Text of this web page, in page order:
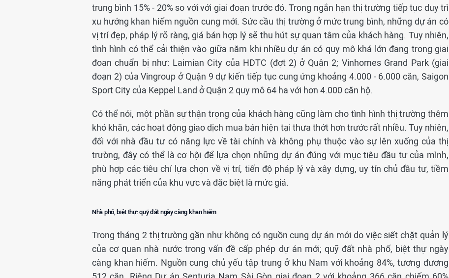
trung bình 15% - 20% so với với giai đoạn trước đó. Trong ngắn hạn thị trường tiếp tục duy trì
xu hướng khan hiếm nguồn cung mới. Sức cầu thị trường ở mức trung bình, những dự án có
vị trí đẹp, pháp lý rõ ràng, giá bán hợp lý sẽ thu hút sự quan tâm của khách hàng. Tuy nhiên,
tình hình có thể cải thiện vào giữa năm khi nhiều dự án có quy mô khá lớn đang trong giai
đoạn chuẩn bị như: Laimian City của HDTC (đợt 2) ở Quận 2; Vinhomes Grand Park (giai
đoạn 2) của Vingroup ở Quận 9 dự kiến tiếp tục cung ứng khoảng 4.000 - 6.000 căn, Saigon
Sport City của Keppel Land ở Quận 2 quy mô 64 ha với hơn 4.000 căn hộ.
Có thể nói, một phần sự thận trọng của khách hàng cũng làm cho tình hình thị trường thêm
khó khăn, các hoạt động giao dịch mua bán hiện tại thưa thớt hơn trước rất nhiều. Tuy nhiên,
đối với nhà đầu tư có năng lực về tài chính và không phụ thuộc vào sự lên xuống của thị
trường, đây có thể là cơ hội để lựa chọn những dự án đúng với mục tiêu đầu tư của mình,
phù hợp các tiêu chí lựa chọn về vị trí, tiến độ pháp lý và xây dựng, uy tín chủ đầu tư, tiềm
năng phát triển của khu vực và đặc biệt là mức giá.
Nhà phố, biệt thự: quỹ đất ngày càng khan hiếm
Trong tháng 2 thị trường gần như không có nguồn cung dự án mới do việc siết chặt quản lý
của cơ quan nhà nước trong vấn đề cấp phép dự án mới; quỹ đất nhà phố, biệt thự ngày
càng khan hiếm. Nguồn cung chủ yếu tập trung ở khu Nam với khoảng 84%, tương đương